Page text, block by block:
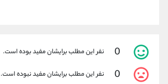
0 نفر این مطلب برایشان مفید بوده است.
0 نفر این مطلب برایشان مفید نبوده است.